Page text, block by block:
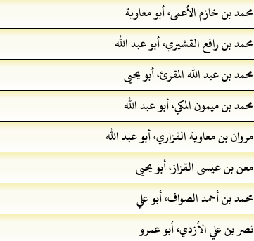
محمد بن خازم الأعمى، أبو معاوية
محمد بن رافع القشيري، أبو عبد الله
محمد بن عبد الله المقرئ، أبو يحيى
محمد بن ميمون المكي، أبو عبد الله
مروان بن معاوية الفزاري، أبو عبد الله
معن بن عيسى القزاز، أبو يحيى
محمد بن أحمد الصواف، أبو علي
نصر بن علي الأزدي، أبو عمرو